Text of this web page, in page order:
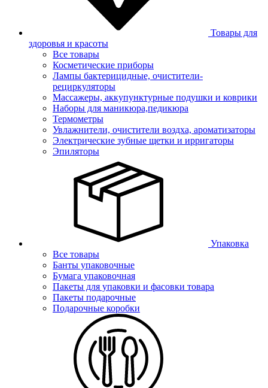
Товары для
здоровья и красоты
Все товары
Косметические приборы
Лампы бактерицидные, очистители-
рециркуляторы
Массажеры, аккупунктурные подушки и коврики
Наборы для маникюра,педикюра
Термометры
Увлажнители, очистители воздха, ароматизаторы
Электрические зубные щетки и ирригаторы
Эпиляторы
Упаковка
Все товары
Банты упаковочные
Бумага упаковочная
Пакеты для упаковки и фасовки товара
Пакеты подарочные
Подарочные коробки